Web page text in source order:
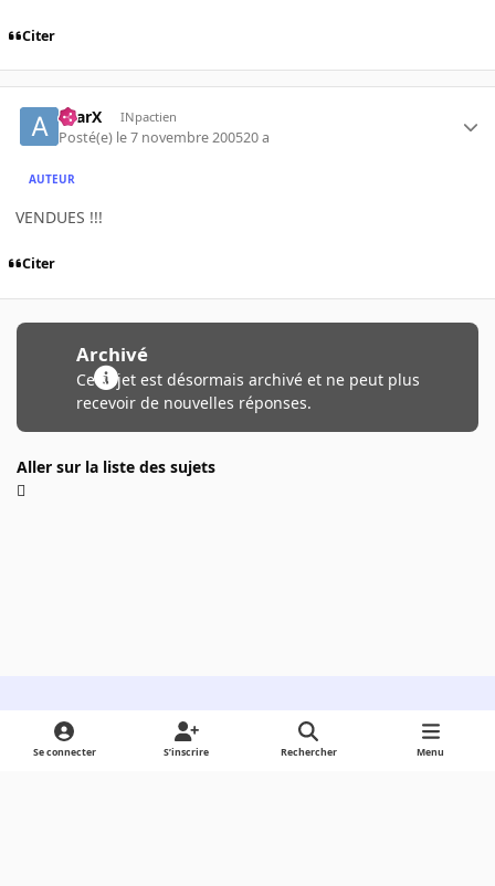
Citer
aYarX INpactien
Posté(e) le 7 novembre 200520 a
AUTEUR
VENDUES !!!
Citer
Archivé
Ce sujet est désormais archivé et ne peut plus
recevoir de nouvelles réponses.
Aller sur la liste des sujets
Light ModeDark ModeSystem Preference
Se connecter S’inscrire Rechercher Menu